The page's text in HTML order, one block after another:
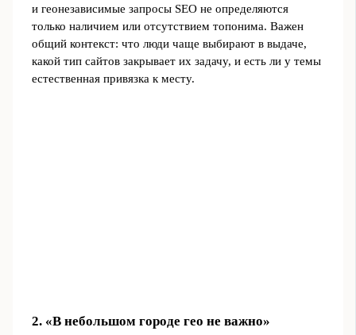
и геонезависимые запросы SEO не определяются
только наличием или отсутствием топонима. Важен
общий контекст: что люди чаще выбирают в выдаче,
какой тип сайтов закрывает их задачу, и есть ли у темы
естественная привязка к месту.
2. «В небольшом городе гео не важно»